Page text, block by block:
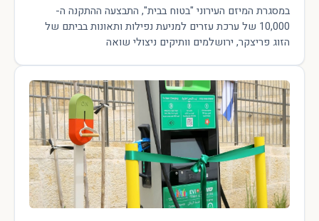
במסגרת המיזם העירוני "בטוח בבית", התבצעה ההתקנה ה-
10,000 של ערכת עזרים למניעת נפילות ותאונות בביתם של
הזוג פריצקר, ירושלמים וותיקים ניצולי שואה